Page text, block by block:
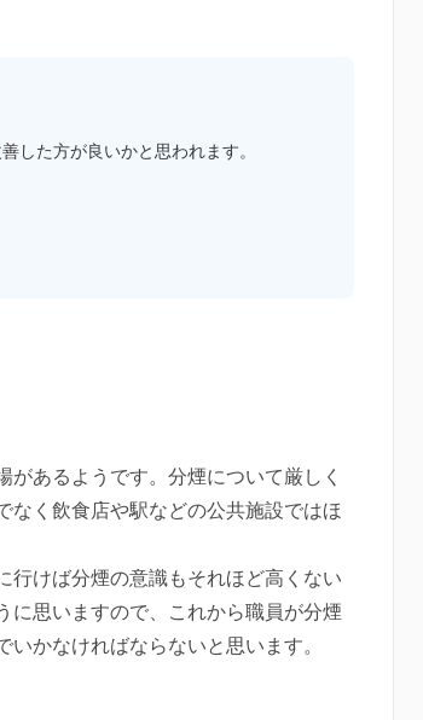
した方が良いかと思われます。
あるようです。分煙について厳しく
なく飲食店や駅などの公共施設ではほ
行けば分煙の意識もそれほど高くない
に思いますので、これから職員が分煙
かなければならないと思います。